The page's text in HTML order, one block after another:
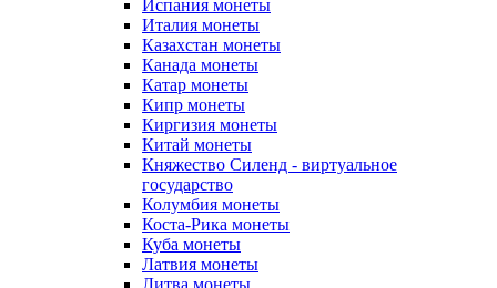
Испания монеты
Италия монеты
Казахстан монеты
Канада монеты
Катар монеты
Кипр монеты
Киргизия монеты
Китай монеты
Княжество Силенд - виртуальное
государство
Колумбия монеты
Коста-Рика монеты
Куба монеты
Латвия монеты
Литва монеты